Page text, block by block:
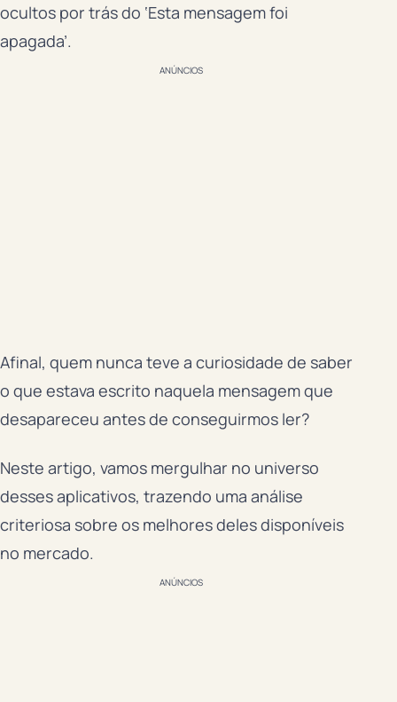
ocultos por trás do ‘Esta mensagem foi
apagada’.
ANÚNCIOS
Afinal, quem nunca teve a curiosidade de saber
o que estava escrito naquela mensagem que
desapareceu antes de conseguirmos ler?
Neste artigo, vamos mergulhar no universo
desses aplicativos, trazendo uma análise
criteriosa sobre os melhores deles disponíveis
no mercado.
ANÚNCIOS